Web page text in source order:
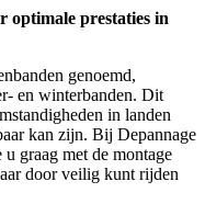
optimale prestaties in
genoemd,
en winterbanden. Dit
in landen
kan zijn. Bij Depannage
graag met de montage
door veilig kunt rijden